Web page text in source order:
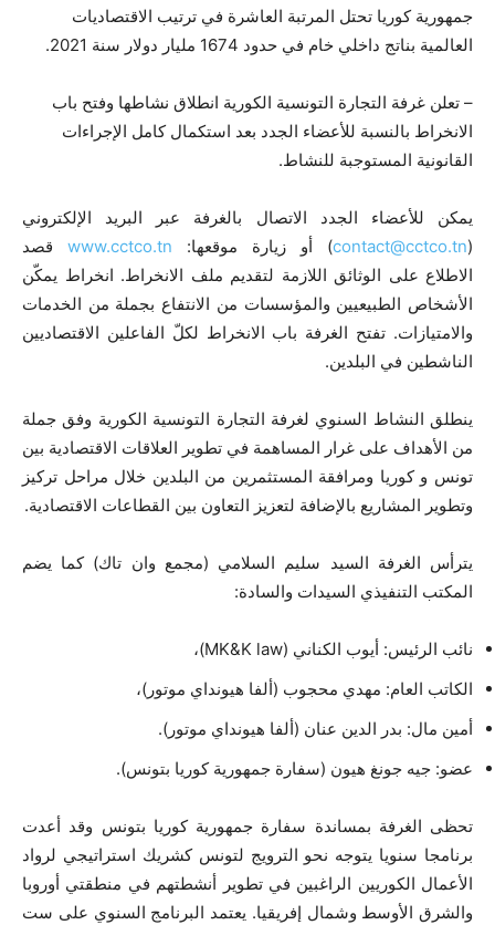
جمهورية كوريا تحتل المرتبة العاشرة في ترتيب الاقتصاديات
العالمية بناتج داخلي خام في حدود 1674 مليار دولار سنة 2021.
– تعلن غرفة التجارة التونسية الكورية انطلاق نشاطها وفتح باب
الانخراط بالنسبة للأعضاء الجدد بعد استكمال كامل الإجراءات
القانونية المستوجبة للنشاط.
يمكن للأعضاء الجدد الاتصال بالغرفة عبر البريد الإلكتروني
(
contact@cctco.tn) أو زيارة موقعها: www.cctco.tn قصد
الاطلاع على الوثائق اللازمة لتقديم ملف الانخراط. انخراط يمكّن
الأشخاص الطبيعيين والمؤسسات من الانتفاع بجملة من الخدمات
والامتيازات. تفتح الغرفة باب الانخراط لكلّ الفاعلين الاقتصاديين
الناشطين في البلدين.
ينطلق النشاط السنوي لغرفة التجارة التونسية الكورية وفق جملة
من الأهداف على غرار المساهمة في تطوير العلاقات الاقتصادية بين
تونس و كوريا ومرافقة المستثمرين من البلدين خلال مراحل تركيز
وتطوير المشاريع بالإضافة لتعزيز التعاون بين القطاعات الاقتصادية.
يترأس الغرفة السيد سليم السلامي (مجمع وان تاك) كما يضم
المكتب التنفيذي السيدات والسادة:
نائب الرئيس: أيوب الكناني (MK&K law)،
الكاتب العام: مهدي محجوب (ألفا هيونداي موتور)،
أمين مال: بدر الدين عنان (ألفا هيونداي موتور).
عضو: جيه جونغ هيون (سفارة جمهورية كوريا بتونس).
تحظى الغرفة بمساندة سفارة جمهورية كوريا بتونس وقد أعدت
برنامجا سنويا يتوجه نحو الترويج لتونس كشريك استراتيجي لرواد
الأعمال الكوريين الراغبين في تطوير أنشطتهم في منطقتي أوروبا
والشرق الأوسط وشمال إفريقيا. يعتمد البرنامج السنوي على ست